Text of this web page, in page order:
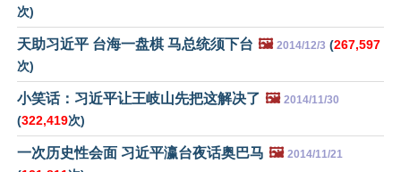
次)
天助习近平 台海一盘棋 马总统须下台 🖼️ 2014/12/3 (267,597
次)
小笑话：习近平让王岐山先把这解决了 🖼️ 2014/11/30
(322,419次)
一次历史性会面 习近平瀛台夜话奥巴马 🖼️ 2014/11/21